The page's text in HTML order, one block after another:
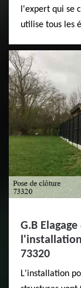
l'expert qui se
utilise tous les
G.B
73320
L'installation